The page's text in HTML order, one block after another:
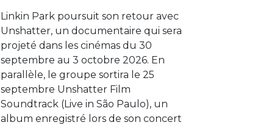
Linkin Park poursuit son retour avec
Unshatter, un documentaire qui sera
projeté dans les cinémas du 30
septembre au 3 octobre 2026. En
parallèle, le groupe sortira le 25
septembre Unshatter Film
Soundtrack (Live in São Paulo), un
album enregistré lors de son concert